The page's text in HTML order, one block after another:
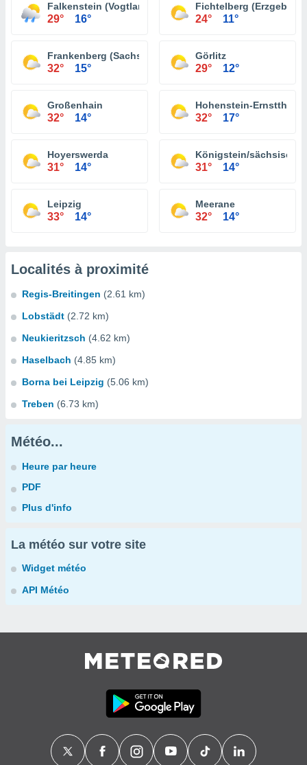
Falkenstein (Vogtland)
29° 16°
Fichtelberg
24° 11°
Frankenberg (Sachsen)
32° 15°
Görlitz
29° 12°
Großenhain
32° 14°
Hohenstein-Ernstthal
32° 17°
Hoyerswerda
31° 14°
Königstein/sächsische
31° 14°
Leipzig
33° 14°
Meerane
32° 14°
Localités à proximité
Regis-Breitingen (2.61 km)
Lobstädt (2.72 km)
Neukieritzsch (4.62 km)
Haselbach (4.85 km)
Borna bei Leipzig (5.06 km)
Treben (6.73 km)
Météo...
Heure par heure
PDF
Plus d'info
La météo sur votre site
Widget météo
API Météo